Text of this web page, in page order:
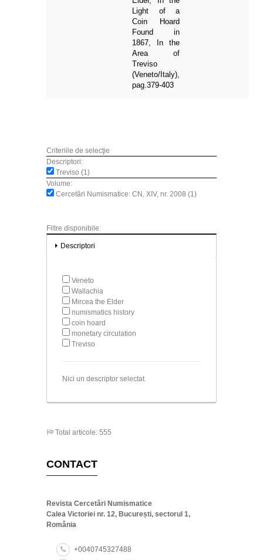
Light of a
Coin Hoard
Found in
1867, In the
Area of
Treviso
(Veneto/Italy),
pag.379-403
Criteriile de selecţie
Descriptori:
Treviso (1)
Volume:
Cercetări Numismatice: CN, XIV, nr. 2008 (1)
Filtre disponibile:
Descriptori
Veneto
Wallachia
Mircea the Elder
numismatics history
coin hoard
monetary circulation
Treviso
Nici un descriptor selectat.
Total articole: 555
CONTACT
Revista Cercetări Numismatice
Calea Victoriei nr. 12, București, sectorul 1,
România
+0040745327488